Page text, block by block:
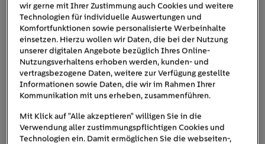
wir gerne mit Ihrer Zustimmung auch Cookies und weitere
Technologien für individuelle Auswertungen und
Komfortfunktionen sowie personalisierte Werbeinhalte
einsetzen. Hierzu wollen wir Daten, die bei der Nutzung
unserer digitalen Angebote bezüglich Ihres Online-
Nutzungsverhaltens erhoben werden, kunden- und
vertragsbezogene Daten, weitere zur Verfügung gestellte
Informationen sowie Daten, die wir im Rahmen Ihrer
Kommunikation mit uns erheben, zusammenführen.
Mit Klick auf "Alle akzeptieren" willigen Sie in die
Verwendung aller zustimmungspflichtigen Cookies und
Technologien ein. Damit ermöglichen Sie die webseiten-,